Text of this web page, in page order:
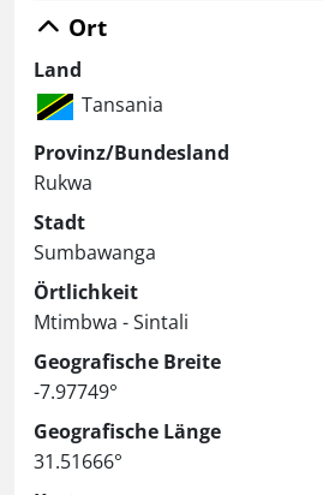
Ort
Land
Tansania
Provinz/Bundesland
Rukwa
Stadt
Sumbawanga
Örtlichkeit
Mtimbwa - Sintali
Geografische Breite
-7.97749°
Geografische Länge
31.51666°